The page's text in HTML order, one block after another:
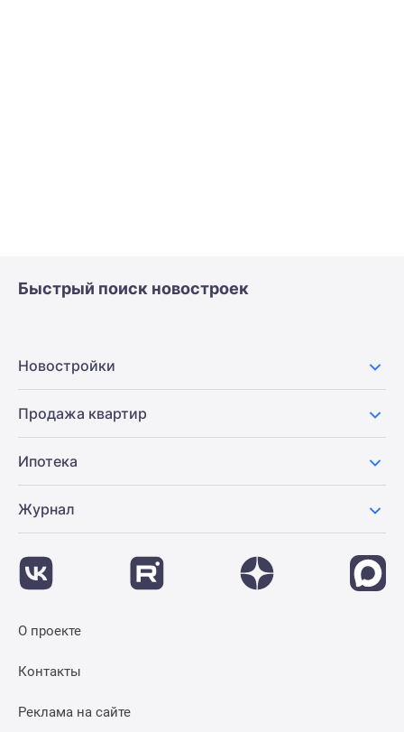
Быстрый поиск новостроек
Новостройки
Продажа квартир
Ипотека
Журнал
О проекте
Контакты
Реклама на сайте